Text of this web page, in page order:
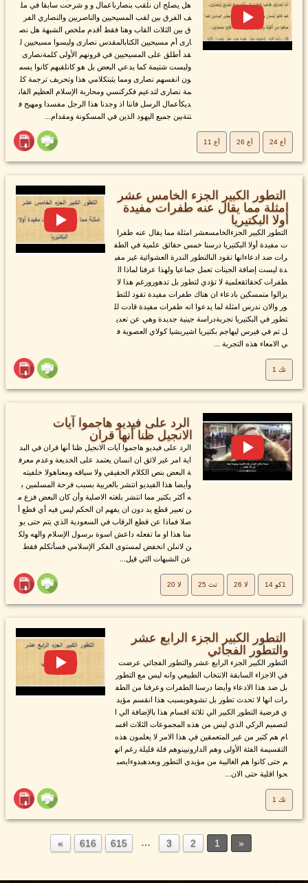
هل يصلح ان نلقب بنصارىاعمال و و شرحت سابقا في مل
ف الفرق بين لقب المسيحيين والناصريين والنصاري الفر
ق بين الثلاث القاب وهنا فقط أقدم ملخص الشبهة هل نص
ارى أم مسيحيين الكتابالمقدس نصارى وليسوا مسيحيين ل
قد أطلق على المسيحيين في قرونهم الأولى كلمةنصارى
وليست شتيمة كما يدعي البعض بل هو كانلقبهم كانوا يسم
ون انفسهم نصارى ومما يثبتكلامي هذا وتحريف ترجمة كل
مة نصارى لتدعيم فكركنسي ومحاربة الإسلام العظيم الفان
ديكأعمال الرسل فاننا اذ وجدنا هذا الرجل مفسدا ومهيج ف
تنةبين جميع اليهود الذين في المسكونة ومقدام...
أع 24 أع 26 أع 11
التطور الكبير الجزء الخامس عشر
امثلة مما يقال عنه طفرات مفيدة
أولا البكتيريا
التطور الكبير الجزءالخامسعشر امثلة مما يقال عنه طفرا
ت مفيدة أولا البكتيريا درسنا خمس حقائق علمية في الطف
رات ضد ادعاءانها تقود الىالتطور الندرة العشوائية غير مفي
دة ليست إضافة الجينات تعمل جماعيا ولهذا عرفنا لماذا ال
طفرات كحقائقعلمية لا تؤدي لتطور بل تدهورورغم هذا لا
يزالوا متمسكين بادعاء ان هناك طفرات مفيدة تقود للتط
ور والان ندرس امثلة لما يدعوا انه طفرات مفيدة قادت لل
تطور في البكتيريا تجربةدراسة جينية جديدة وهي عن تعدي
ل تم في فيرس ليهاجم بكتيريا اشيريشيا كولاي العصوية ف
ي الامعاء هذه التجربة ...
تك 1
الرد على فيديو هاجموا آيات
الانجيل ظنا أنها قران
الرد على فيديو هاجموا آيات الانجيل ظنا أنها قران في البد
اية امر غير لائق ان انسان يعتمد على الخديعة وعدم معرف
ة البعض بنص الكلام الحقيقي ولا سياقه ومعناهولا خلفيته
وأيضا هذا الفيديو انتشر بالعربية بسبب فرحة المسلمين ب
ه أكثر بكثير مما انتشر بلغته الاصلية وأن كان البعض فزع م
ن تعبير قطع يد دون ان يفهم ان الحكم ليس فيه أي قطع أ
صلا فماذا عن قطع الرقاب في السعودية الذي يتم حتى يو
منا هذا او ما تفعله داعش اسوة برسول الإسلام والهه ولك
ن لانىلن انخفض لمستوى الفكر الإسلامي فسأتكلم فقط
عن الشبهات التي قيل...
1كو 14 لا 26 تث 25 لا 20
التطور الكبير الجزء الرابع عشر
والتطور الفجائي
التطور الكبير الجزء الرابع عشر والتطور الفجائي عرضت
في الاجزاء السابقة الانتخاب الطبيعي وانه ليس مع التطور
بل ضد هذا الادعاء وأيضا درسنا الطفرات وعرفنا من الطف
رات انها لا تحدث تطور بل تشوهوبسبب هذا انقسم مؤيد
ي فرضية التطور الكبير الي ثلاثة اقسام هذا بالإضافة الي ا
لتصميم الزكي الذي ليس من هذه المجموعات الثلاث اقس
ام هم كثير من غير المتعمقين في هذا الامر لا يعلمون هذه
التقسيمة الفئة الأولى وهم الدارونيينوهم قلة قليلة رغم انه
م حتى كانوا هم الغالبية من مؤيدي التطور وبعدهبدوءايصب
حوا اقلية حتى الان...
تك 1
1
2
3
…
615
616